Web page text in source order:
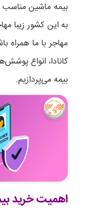
بیمه ماشین
به این کشور زیبا
مهاجر با ما همراه
کانادا، انواع
بیمه می‌پردازیم.
اهمیت خرید